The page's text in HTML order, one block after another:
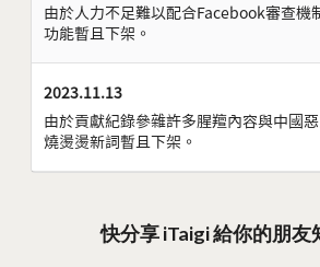
由於人力不足難以配合Facebook審查機
功能暫且下架。
2023.11.13
由於貢獻紀錄參雜許多腥羶內容與中國
燒燙燙新詞暫且下架。
快分享 iTaigi 給你的朋友